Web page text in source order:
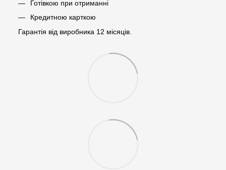
Готівкою при отриманні
Кредитною карткою
Гарантія від виробника 12 місяців.